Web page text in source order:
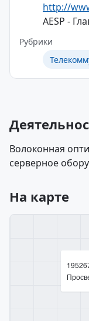
http://
AESP -
Рубрики
Волоконная
серверное
На карте